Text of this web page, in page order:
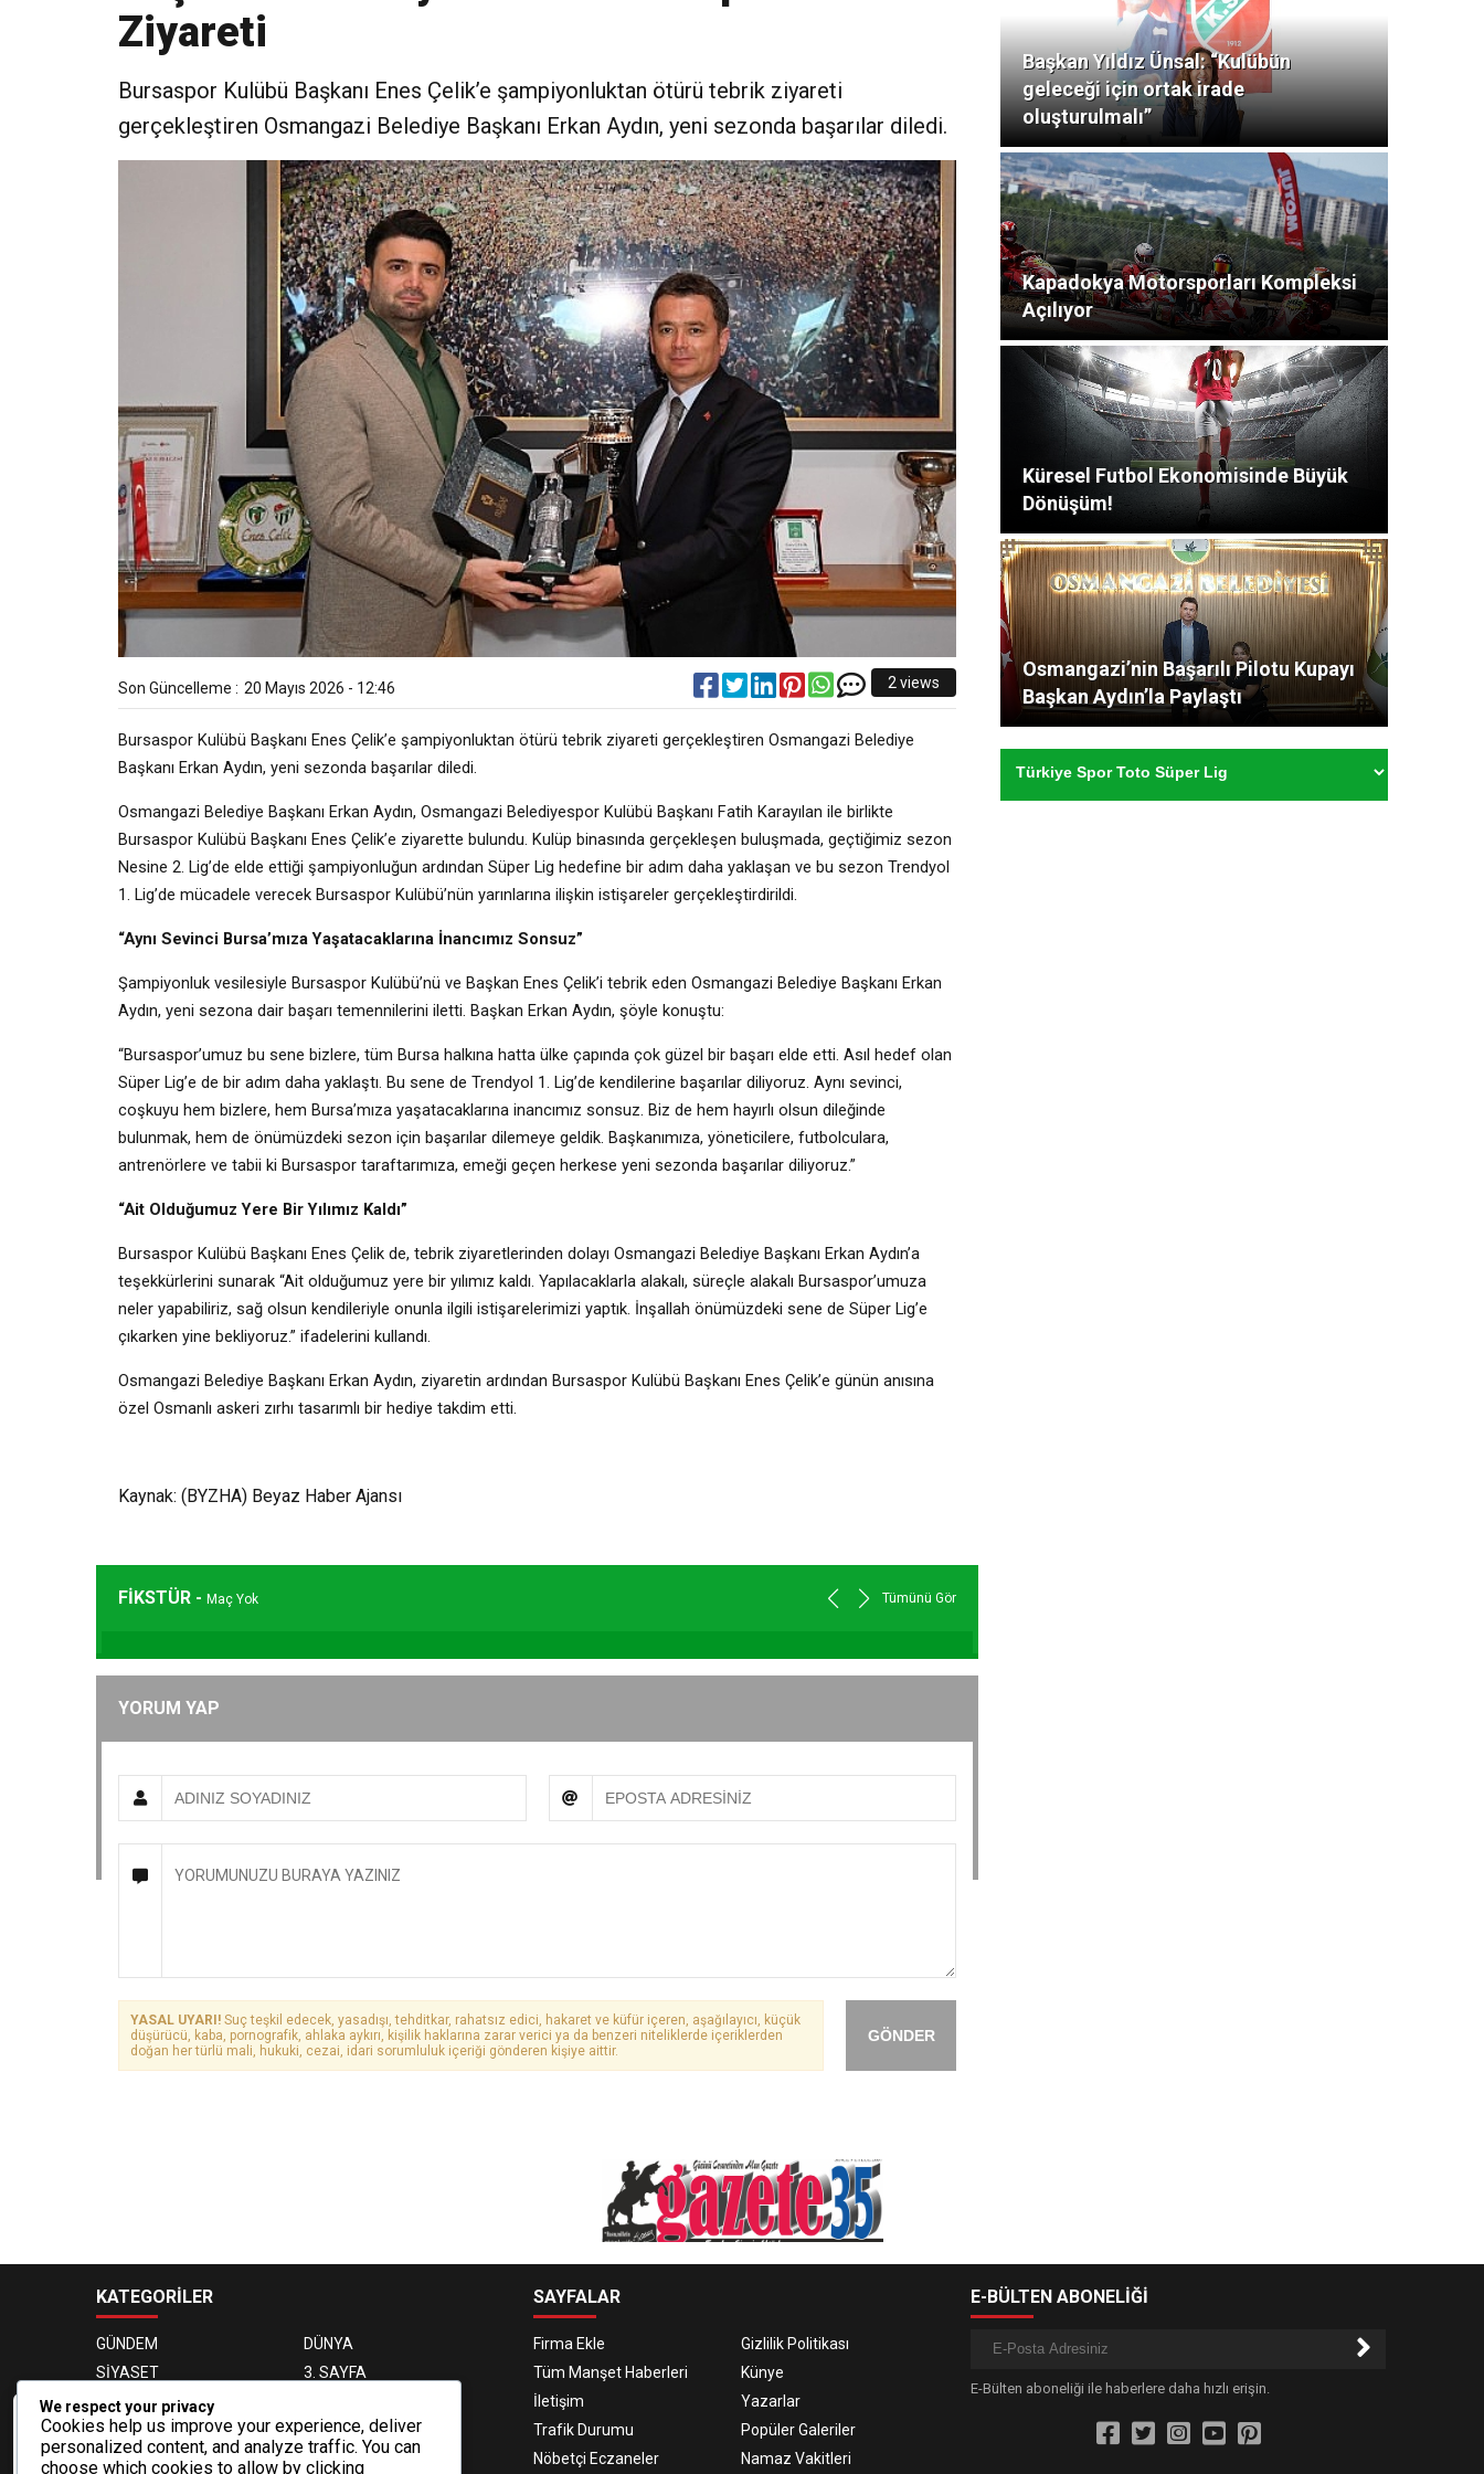
Veri politikasındaki amaçlarla sınırlı ve
mevzuata uygun şekilde çerez
konumlandırmaktayız. Detaylar için veri
Ziyareti
Bursaspor Kulübü Başkanı Enes Çelik’e şampiyonluktan ötürü tebrik ziyareti
gerçekleştiren Osmangazi Belediye Başkanı Erkan Aydın, yeni sezonda başarılar diledi.
Son Güncelleme : 20 Mayıs 2026 - 12:46 2 views
Bursaspor Kulübü Başkanı Enes Çelik’e şampiyonluktan ötürü tebrik ziyareti gerçekleştiren Osmangazi Belediye
Başkanı Erkan Aydın, yeni sezonda başarılar diledi.
Osmangazi Belediye Başkanı Erkan Aydın, Osmangazi Belediyespor Kulübü Başkanı Fatih Karayılan ile birlikte
Bursaspor Kulübü Başkanı Enes Çelik’e ziyarette bulundu. Kulüp binasında gerçekleşen buluşmada, geçtiğimiz sezon
Nesine 2. Lig’de elde ettiği şampiyonluğun ardından Süper Lig hedefine bir adım daha yaklaşan ve bu sezon Trendyol
1. Lig’de mücadele verecek Bursaspor Kulübü’nün yarınlarına ilişkin istişareler gerçekleştirdirildi.
“Aynı Sevinci Bursa’mıza Yaşatacaklarına İnancımız Sonsuz”
Şampiyonluk vesilesiyle Bursaspor Kulübü’nü ve Başkan Enes Çelik’i tebrik eden Osmangazi Belediye Başkanı Erkan
Aydın, yeni sezona dair başarı temennilerini iletti. Başkan Erkan Aydın, şöyle konuştu:
“Bursaspor’umuz bu sene bizlere, tüm Bursa halkına hatta ülke çapında çok güzel bir başarı elde etti. Asıl hedef olan
Süper Lig’e de bir adım daha yaklaştı. Bu sene de Trendyol 1. Lig’de kendilerine başarılar diliyoruz. Aynı sevinci,
coşkuyu hem bizlere, hem Bursa’mıza yaşatacaklarına inancımız sonsuz. Biz de hem hayırlı olsun dileğinde
bulunmak, hem de önümüzdeki sezon için başarılar dilemeye geldik. Başkanımıza, yöneticilere, futbolculara,
antrenörlere ve tabii ki Bursaspor taraftarımıza, emeği geçen herkese yeni sezonda başarılar diliyoruz.”
“Ait Olduğumuz Yere Bir Yılımız Kaldı”
Bursaspor Kulübü Başkanı Enes Çelik de, tebrik ziyaretlerinden dolayı Osmangazi Belediye Başkanı Erkan Aydın’a
teşekkürlerini sunarak “Ait olduğumuz yere bir yılımız kaldı. Yapılacaklarla alakalı, süreçle alakalı Bursaspor’umuza
neler yapabiliriz, sağ olsun kendileriyle onunla ilgili istişarelerimizi yaptık. İnşallah önümüzdeki sene de Süper Lig’e
çıkarken yine bekliyoruz.” ifadelerini kullandı.
Osmangazi Belediye Başkanı Erkan Aydın, ziyaretin ardından Bursaspor Kulübü Başkanı Enes Çelik’e günün anısına
özel Osmanlı askeri zırhı tasarımlı bir hediye takdim etti.
Kaynak: (BYZHA) Beyaz Haber Ajansı
FİKSTÜR - Maç Yok Tümünü Gör
YORUM YAP
GÖNDER
YASAL UYARI! Suç teşkil edecek, yasadışı, tehditkar, rahatsız edici, hakaret ve küfür içeren, aşağılayıcı, küçük
düşürücü, kaba, pornografik, ahlaka aykırı, kişilik haklarına zarar verici ya da benzeri niteliklerde içeriklerden
doğan her türlü mali, hukuki, cezai, idari sorumluluk içeriği gönderen kişiye aittir.
Başkan Yıldız Ünsal: “Kulübün
geleceği için ortak irade
oluşturulmalı”
Kapadokya Motorsporları Kompleksi
Açılıyor
Küresel Futbol Ekonomisinde Büyük
Dönüşüm!
Osmangazi’nin Başarılı Pilotu Kupayı
Başkan Aydın’la Paylaştı
KATEGORİLER
GÜNDEM
DÜNYA
SİYASET
3. SAYFA
EKONOMİ
MAGAZİN
OTOMOBİL
SAĞLIK
SPOR
SAYFALAR
Firma Ekle
Gizlilik Politikası
Tüm Manşet Haberleri
Künye
İletişim
Yazarlar
Trafik Durumu
Popüler Galeriler
Nöbetçi Eczaneler
Namaz Vakitleri
E-BÜLTEN ABONELİĞİ
E-Bülten aboneliği ile haberlere daha hızlı erişin.
We respect your privacy
Cookies help us improve your experience, deliver
personalized content, and analyze traffic. You can
choose which cookies to allow by clicking